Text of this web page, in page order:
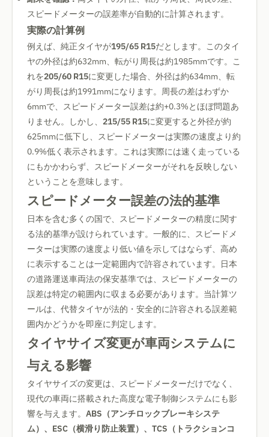
スピードメーターの誤差率が自動的に計算されます。
実際の計算例
例えば、純正タイヤが195/65 R15だとします。このタイ
ヤの外径は約632mm、転がり周長は約1985mmです。こ
れを205/60 R15に変更した場合、外径は約634mm、転
がり周長は約1991mmになります。周長の差はわずか
6mmで、スピードメーター誤差は約+0.3%とほぼ問題あ
りません。しかし、 215/55 R15に変更すると外径が約
625mmに低下し、スピードメーターは実際の速度より約
0.9%低く表示されます。これは実際には速く走っている
にもかかわらず、スピードメーターがそれを反映しない
ということを意味します。
スピードメーター誤差の法的基準
日本を含む多くの国で、スピードメーターの精度に関す
る法的基準が設けられています。一般的に、スピードメ
ーターは実際の速度より低い値を示してはならず、高め
に表示することは一定範囲内で許容されています。日本
の道路運送車両法の保安基準では、スピードメーターの
誤差は特定の範囲内に収まる必要があります。当計算ツ
ールは、代替タイヤが法的・安全的に許容される誤差範
囲内かどうかを即座に判定します。
タイヤサイズ変更が車両システムに
与える影響
タイヤサイズの変更は、スピードメーターだけでなく、
現代の車両に搭載された高度な電子制御システムにも影
響を与えます。 ABS（アンチロックブレーキシステ
ム）、ESC（横滑り防止装置）、TCS（トラクションコ